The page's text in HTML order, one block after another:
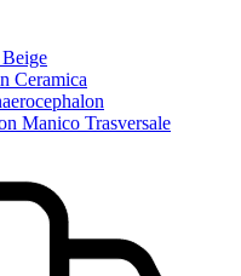
Ceramica
Manico Trasversale